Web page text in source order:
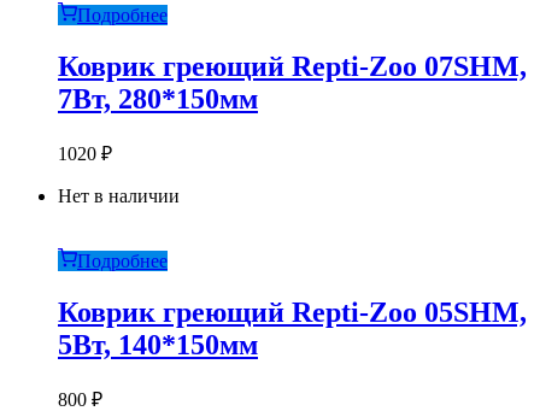
Подробнее
Коврик греющий Repti-Zoo 07SHM,
7Вт, 280*150мм
1020 ₽
Нет в наличии
Подробнее
Коврик греющий Repti-Zoo 05SHM,
5Вт, 140*150мм
800 ₽